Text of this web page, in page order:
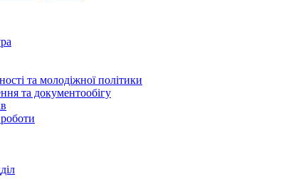
та молодіжної політики
та документообігу
роботи